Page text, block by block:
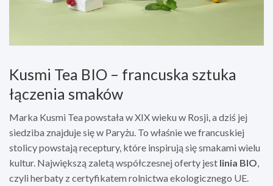
Kusmi Tea BIO – francuska sztuka
łączenia smaków
Marka Kusmi Tea powstała w XIX wieku w Rosji, a dziś jej
siedziba znajduje się w Paryżu. To właśnie we francuskiej
stolicy powstają receptury, które inspirują się smakami wielu
kultur. Największą zaletą współczesnej oferty jest linia BIO
czyli herbaty z certyfikatem rolnictwa ekologicznego UE.